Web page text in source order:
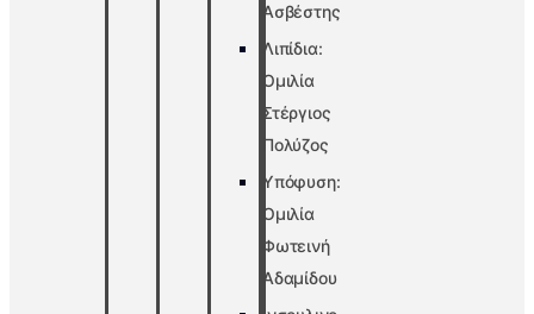
Ασβέστης
Λιπίδια:
Ομιλία
Στέργιος
Πολύζος
Υπόφυση:
Ομιλία
Φωτεινή
Αδαμίδου